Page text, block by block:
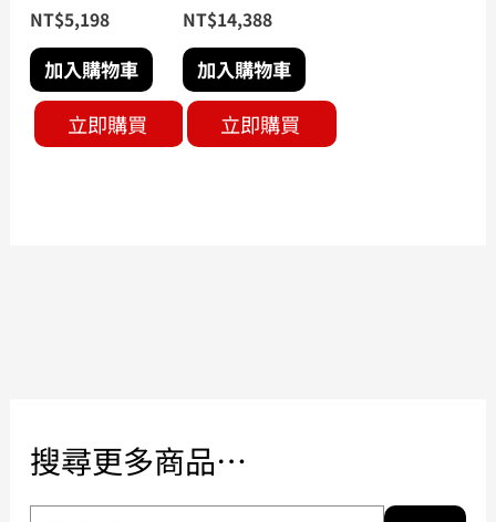
NT$5,198
加入購物車
立即購買
NT$14,388
加入購物車
立即購買
搜尋更多商品…